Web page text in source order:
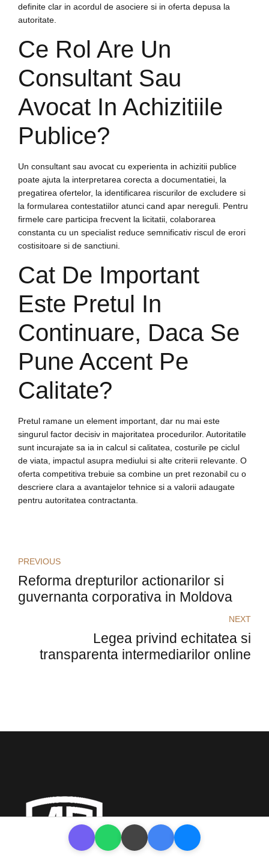
definite clar in acordul de asociere si in oferta depusa la
autoritate.
Ce Rol Are Un
Consultant Sau
Avocat In Achizitiile
Publice?
Un consultant sau avocat cu experienta in achizitii publice
poate ajuta la interpretarea corecta a documentatiei, la
pregatirea ofertelor, la identificarea riscurilor de excludere si
la formularea contestatiilor atunci cand apar nereguli. Pentru
firmele care participa frecvent la licitatii, colaborarea
constanta cu un specialist reduce semnificativ riscul de erori
costisitoare si de sanctiuni.
Cat De Important
Este Pretul In
Continuare, Daca Se
Pune Accent Pe
Calitate?
Pretul ramane un element important, dar nu mai este
singurul factor decisiv in majoritatea procedurilor. Autoritatile
sunt incurajate sa ia in calcul si calitatea, costurile pe ciclul
de viata, impactul asupra mediului si alte criterii relevante. O
oferta competitiva trebuie sa combine un pret rezonabil cu o
descriere clara a avantajelor tehnice si a valorii adaugate
pentru autoritatea contractanta.
PREVIOUS
Reforma drepturilor actionarilor si
guvernanta corporativa in Moldova
NEXT
Legea privind echitatea si
transparenta intermediarilor online